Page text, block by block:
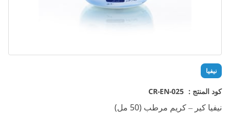
نيفيا
كود المنتج : CR-EN-025
نيفيا كير – كريم مرطب (50 مل)
تخطي
إلى
بداية
معرض
الصور